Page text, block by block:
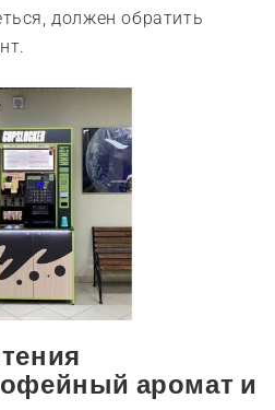
должен обратить
аромат и